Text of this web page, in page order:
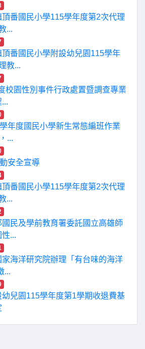
番國民小學115學年度第2次代理
...
番國民小學附設幼兒園115學年
教...
校園性別事件行政處置暨調查專業
年度國民小學新生常態編班作業
...
安全宣導
番國民小學115學年度第2次代理
...
民及學前教育署委託國立高雄師
...
海洋研究院辦理「有台味的海洋
...
幼兒園115學年度第1學期收退費基